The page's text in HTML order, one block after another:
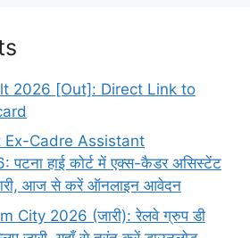
2026 [Out]: Direct Link to
Ex-Cadre Assistant
हाई कोर्ट में एक्स-कैडर असिस्टेंट
जारी, आज से करें ऑनलाइन आवेदन
City 2026 (जारी): रेलवे ग्रुप डी